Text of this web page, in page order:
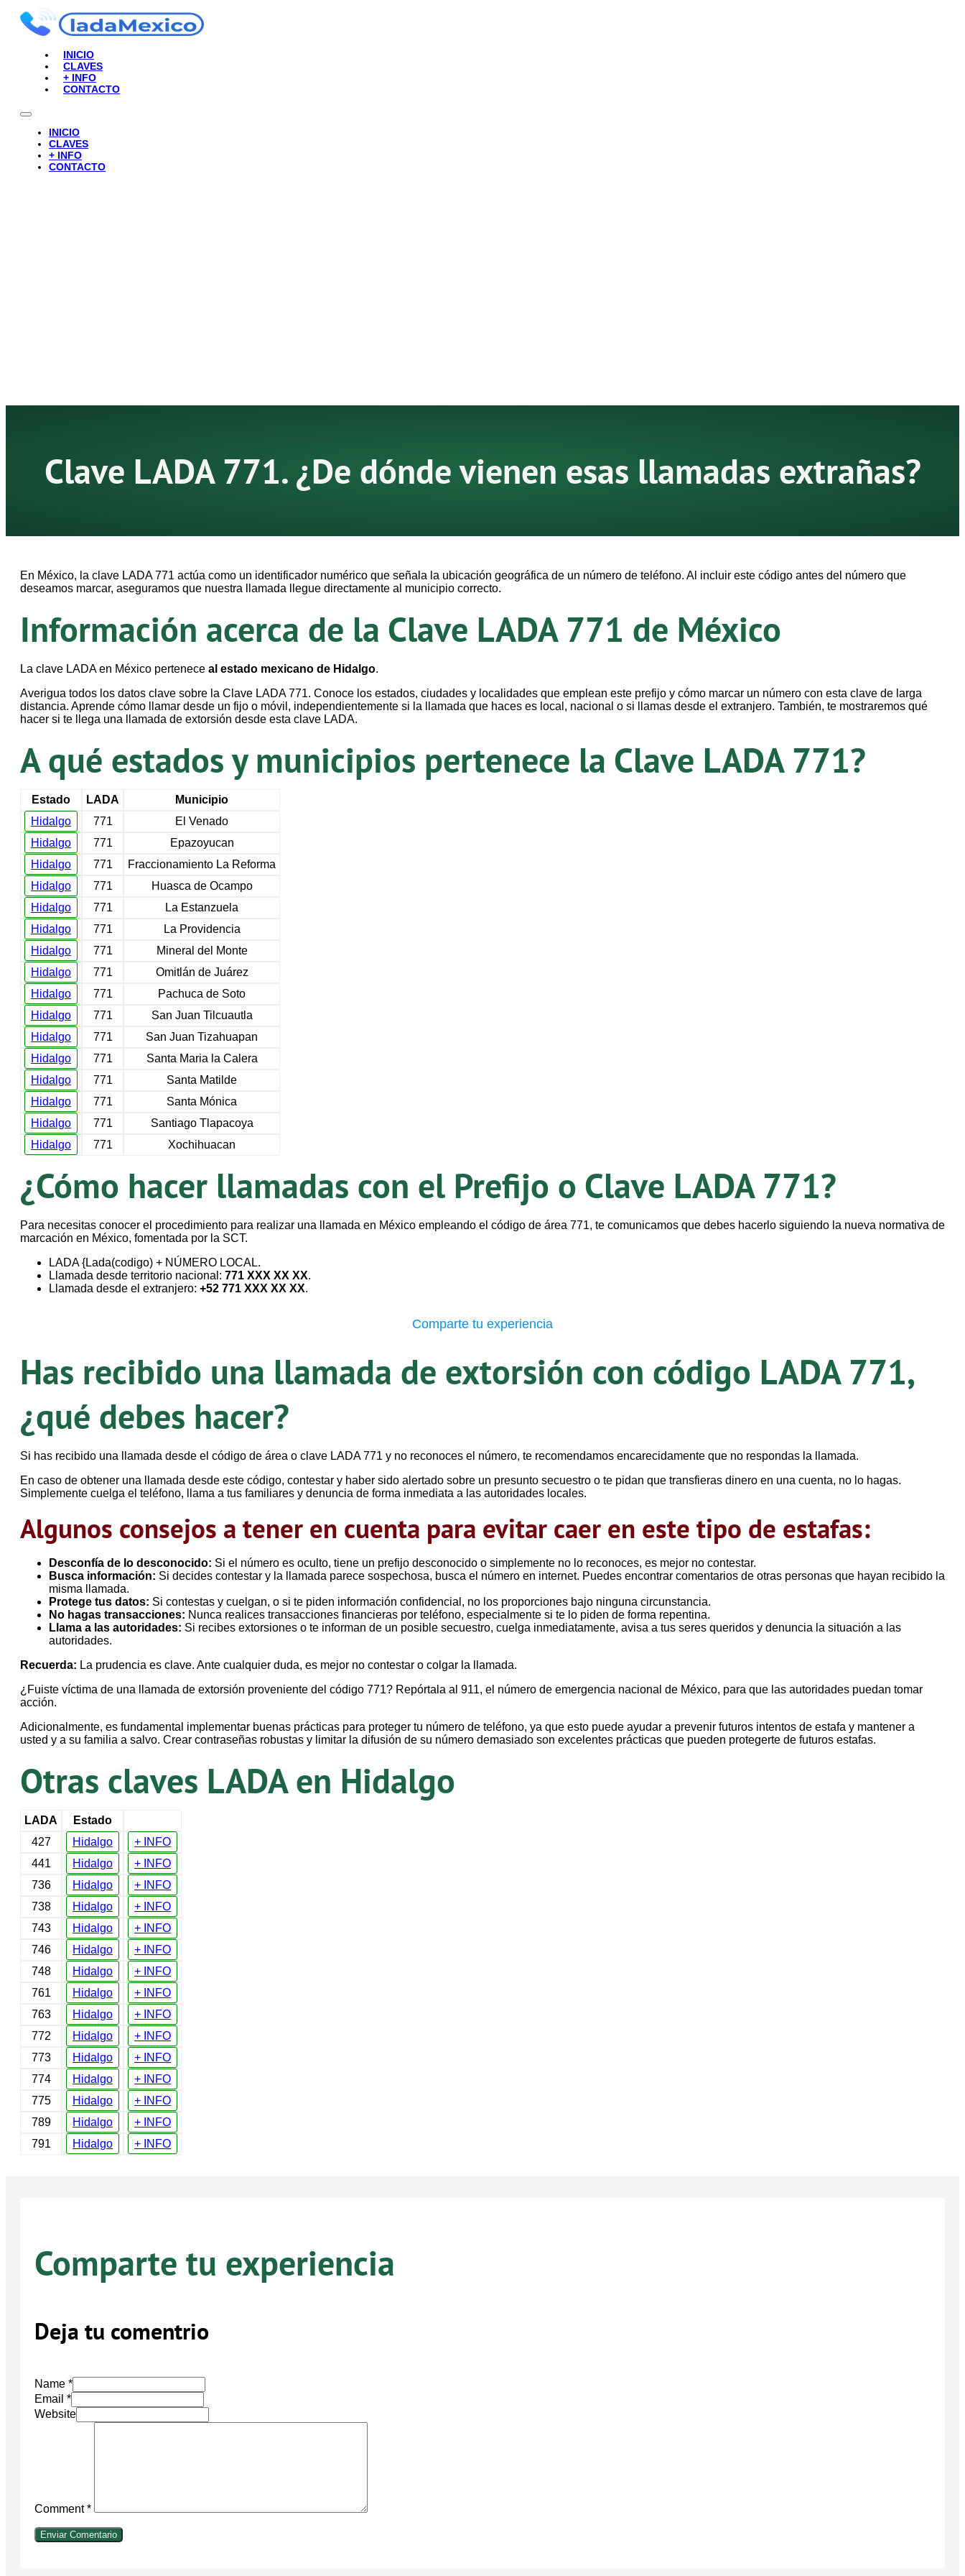
INICIO
CLAVES
+ INFO
CONTACTO
INICIO
CLAVES
+ INFO
CONTACTO
Clave LADA 771. ¿De dónde vienen esas llamadas extrañas?
En México, la clave LADA 771 actúa como un identificador numérico que señala la ubicación geográfica de un número de teléfono. Al incluir este código antes del número que
deseamos marcar, aseguramos que nuestra llamada llegue directamente al municipio correcto.
Información acerca de la Clave LADA 771 de México
La clave LADA en México pertenece al estado mexicano de Hidalgo.
Averigua todos los datos clave sobre la Clave LADA 771. Conoce los estados, ciudades y localidades que emplean este prefijo y cómo marcar un número con esta clave de larga
distancia. Aprende cómo llamar desde un fijo o móvil, independientemente si la llamada que haces es local, nacional o si llamas desde el extranjero. También, te mostraremos qué
hacer si te llega una llamada de extorsión desde esta clave LADA.
A qué estados y municipios pertenece la Clave LADA 771?
Estado LADA
Municipio
Hidalgo
771
El Venado
Hidalgo
771
Epazoyucan
Hidalgo
771
Fraccionamiento La Reforma
Hidalgo
771
Huasca de Ocampo
Hidalgo
771
La Estanzuela
Hidalgo
771
La Providencia
Hidalgo
771
Mineral del Monte
Hidalgo
771
Omitlán de Juárez
Hidalgo
771
Pachuca de Soto
Hidalgo
771
San Juan Tilcuautla
Hidalgo
771
San Juan Tizahuapan
Hidalgo
771
Santa Maria la Calera
Hidalgo
771
Santa Matilde
Hidalgo
771
Santa Mónica
Hidalgo
771
Santiago Tlapacoya
Hidalgo
771 Xochihuacan
¿Cómo hacer llamadas con el Prefijo o Clave LADA 771?
Para necesitas conocer el procedimiento para realizar una llamada en México empleando el código de área 771, te comunicamos que debes hacerlo siguiendo la nueva normativa de
marcación en México, fomentada por la SCT.
LADA {Lada(codigo) + NÚMERO LOCAL.
Llamada desde territorio nacional: 771 XXX XX XX.
Llamada desde el extranjero: +52 771 XXX XX XX.
Comparte tu experiencia
Has recibido una llamada de extorsión con código LADA 771,
¿qué debes hacer?
Si has recibido una llamada desde el código de área o clave LADA 771 y no reconoces el número, te recomendamos encarecidamente que no respondas la llamada.
En caso de obtener una llamada desde este código, contestar y haber sido alertado sobre un presunto secuestro o te pidan que transfieras dinero en una cuenta, no lo hagas.
Simplemente cuelga el teléfono, llama a tus familiares y denuncia de forma inmediata a las autoridades locales.
Algunos consejos a tener en cuenta para evitar caer en este tipo de estafas:
Desconfía de lo desconocido: Si el número es oculto, tiene un prefijo desconocido o simplemente no lo reconoces, es mejor no contestar.
Busca información: Si decides contestar y la llamada parece sospechosa, busca el número en internet. Puedes encontrar comentarios de otras personas que hayan recibido la
misma llamada.
Protege tus datos: Si contestas y cuelgan, o si te piden información confidencial, no los proporciones bajo ninguna circunstancia.
No hagas transacciones: Nunca realices transacciones financieras por teléfono, especialmente si te lo piden de forma repentina.
Llama a las autoridades: Si recibes extorsiones o te informan de un posible secuestro, cuelga inmediatamente, avisa a tus seres queridos y denuncia la situación a las
autoridades.
Recuerda: La prudencia es clave. Ante cualquier duda, es mejor no contestar o colgar la llamada.
¿Fuiste víctima de una llamada de extorsión proveniente del código 771? Repórtala al 911, el número de emergencia nacional de México, para que las autoridades puedan tomar
acción.
Adicionalmente, es fundamental implementar buenas prácticas para proteger tu número de teléfono, ya que esto puede ayudar a prevenir futuros intentos de estafa y mantener a
usted y a su familia a salvo. Crear contraseñas robustas y limitar la difusión de su número demasiado son excelentes prácticas que pueden protegerte de futuros estafas.
Otras claves LADA en Hidalgo
LADA
Estado
427
Hidalgo
+ INFO
441
Hidalgo
+ INFO
736
Hidalgo
+ INFO
738
Hidalgo
+ INFO
743
Hidalgo
+ INFO
746
Hidalgo
+ INFO
748
Hidalgo
+ INFO
761
Hidalgo
+ INFO
763
Hidalgo
+ INFO
772
Hidalgo
+ INFO
773
Hidalgo
+ INFO
774
Hidalgo
+ INFO
775
Hidalgo
+ INFO
789
Hidalgo
+ INFO
791
Hidalgo + INFO
Comparte tu experiencia
Deja tu comentrio
Name *
Email *
Website
Comment*